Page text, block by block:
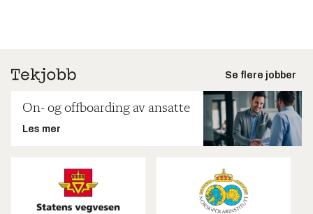
Se flere jobber
On- og offboarding av ansatte
Les mer